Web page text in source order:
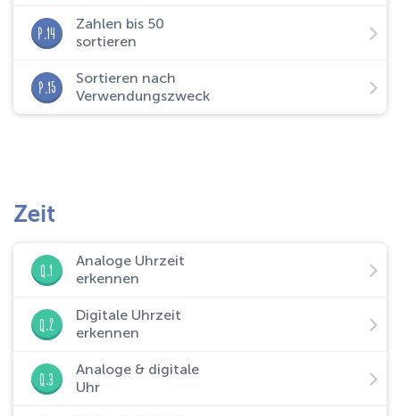
P.14
Zahlen bis 50
sortieren
P.15
Sortieren nach
Verwendungszweck
Zeit
Q.1
Analoge Uhrzeit
erkennen
Q.2
Digitale Uhrzeit
erkennen
Q.3
Analoge & digitale
Uhr